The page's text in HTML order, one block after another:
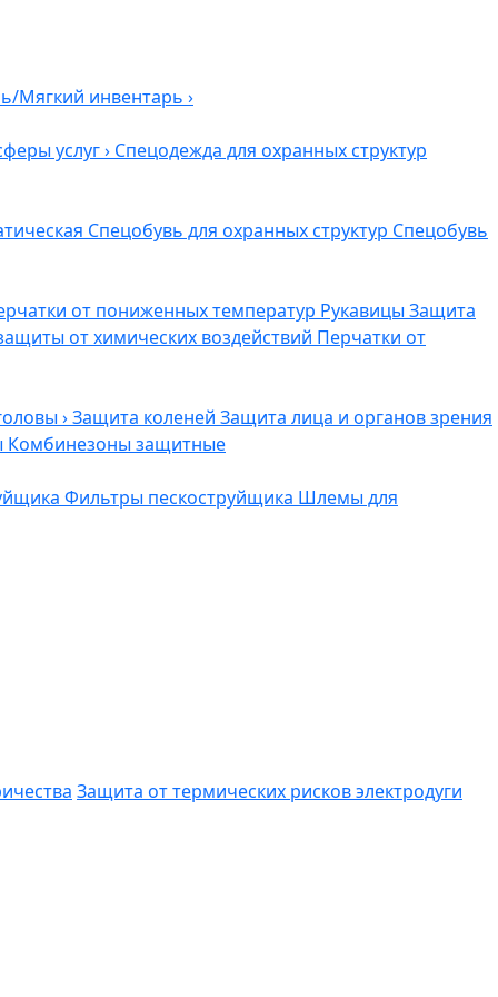
Мягкий инвентарь ›
услуг› Спецодежда для охранных структур
Спецобувь для охранных структур Спецобувь
от пониженных температур Рукавицы Защита
от химических воздействий Перчатки от
›Защита коленей Защита лица и органов зрения
Комбинезоны защитные
Фильтры пескоструйщика Шлемы для
Защита от термических рисков электродуги